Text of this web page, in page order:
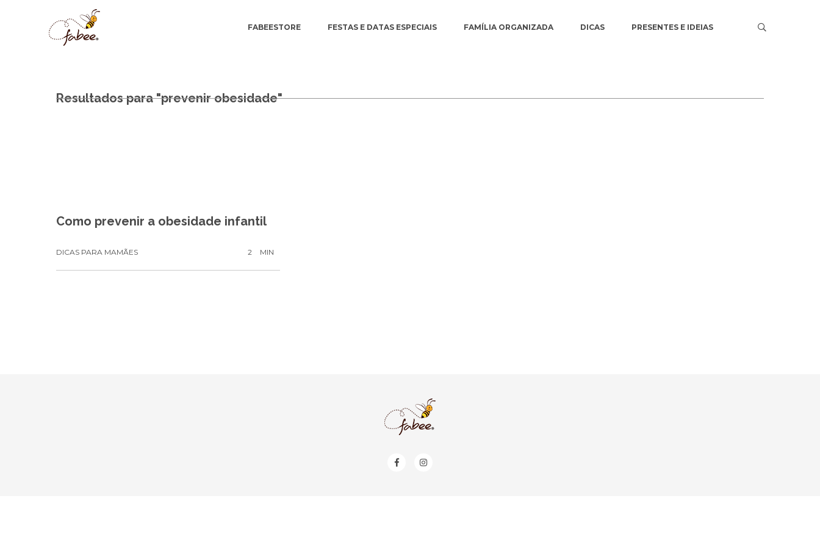
FABEESTORE FESTAS E DATAS ESPECIAIS FAMÍLIA ORGANIZADA DICAS PRESENTES E IDEIAS
Resultados para "prevenir obesidade"
Como prevenir a obesidade infantil
DICAS PARA MAMÃES 2 MIN